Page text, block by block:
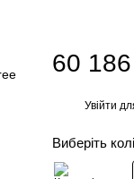
60 186
Увійти
Виберіть